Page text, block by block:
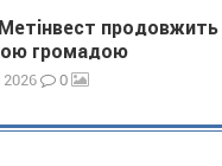
продовжить
громадою
2026 0